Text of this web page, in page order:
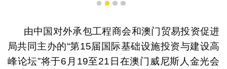
1 2 3 4
由中国对外承包工程商会和澳门贸易投资促进
局共同主办的“第15届国际基础设施投资与建设高
峰论坛”将于6月19至21日在澳门威尼斯人金光会